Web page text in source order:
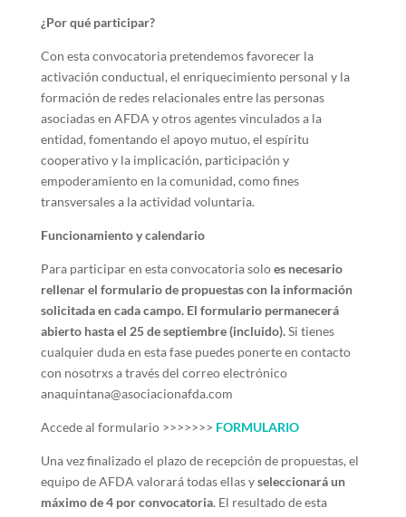
¿Por qué participar?
Con esta convocatoria pretendemos favorecer la
activación conductual, el enriquecimiento personal y la
formación de redes relacionales entre las personas
asociadas en AFDA y otros agentes vinculados a la
entidad, fomentando el apoyo mutuo, el espíritu
cooperativo y la implicación, participación y
empoderamiento en la comunidad, como fines
transversales a la actividad voluntaria.
Funcionamiento y calendario
Para participar en esta convocatoria soloes necesario
rellenar el formulario de propuestas con la información
solicitada en cada campo. El formulario permanecerá
abierto hasta el 25 de septiembre (incluido).Si tienes
cualquier duda en esta fase puedes ponerte en contacto
con nosotrxs a través del correo electrónico
anaquintana@asociacionafda.com
Accede al formulario >>>>>>> FORMULARIO
Una vez finalizado el plazo de recepción de propuestas, el
equipo de AFDA valorará todas ellas yseleccionará un
máximo de 4 por convocatoria. El resultado de esta